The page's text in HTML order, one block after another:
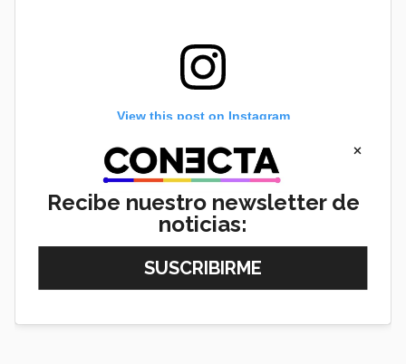
View this post on Instagram
×
Recibe nuestro newsletter de
noticias: